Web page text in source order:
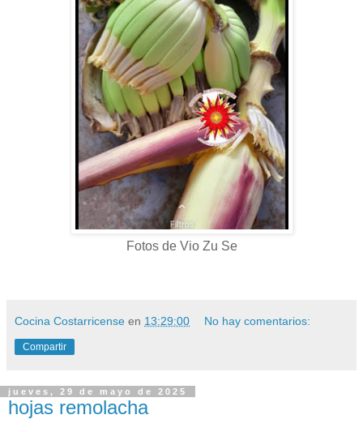
Fotos de Vio Zu Se
Cocina Costarricense en 13:29:00 No hay comentarios:
Compartir
jueves, 29 de mayo de 2025
hojas remolacha